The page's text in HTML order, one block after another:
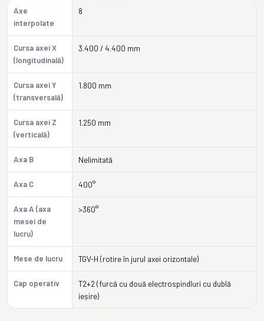
Axe
interpolate
8
Cursa axei X
(longitudinală)
3.400 / 4.400 mm
Cursa axei Y
(transversală)
1.800 mm
Cursa axei Z
(verticală)
1.250 mm
Axa B Nelimitată
Axa C 400°
Axa A (axa
mesei de
lucru)
>360°
Mese de lucru TGV-H (rotire în jurul axei orizontale)
Cap operativ
T2+2 (furcă cu două electrospindluri cu dublă
ieșire)